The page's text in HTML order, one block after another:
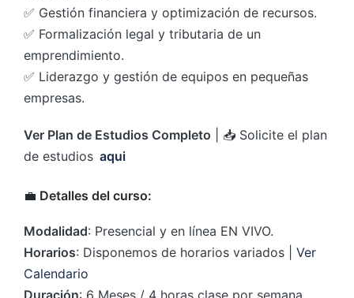
✅ Gestión financiera y optimización de recursos.
✅ Formalización legal y tributaria de un
emprendimiento.
✅ Liderazgo y gestión de equipos en pequeñas
empresas.
Ver Plan de Estudios Completo | 📥 Solicite el plan
de estudios aqui
💼 Detalles del curso:
Modalidad: Presencial y en línea EN VIVO.
Horarios: Disponemos de horarios variados | Ver
Calendario
Duración: 6 Meses / 4 horas clase por semana